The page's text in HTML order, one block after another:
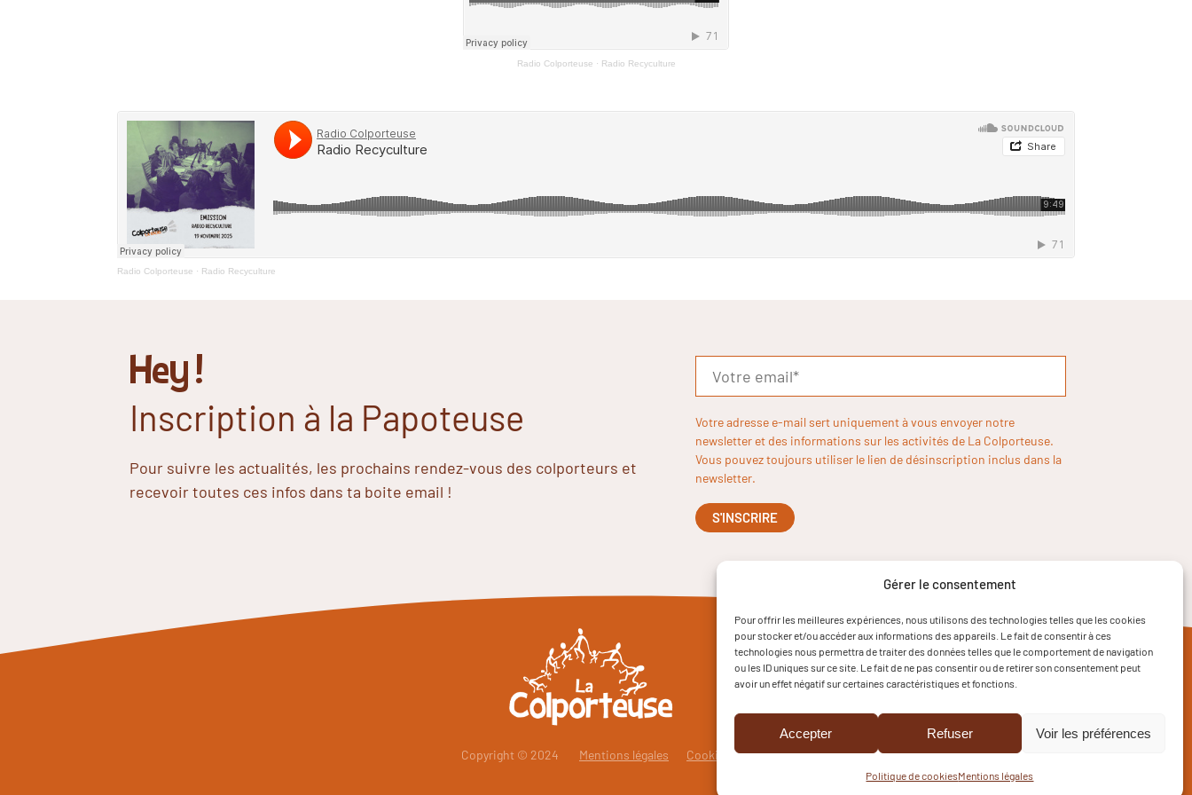
Gérer le consentement
Pour offrir les meilleures expériences, nous utilisons des technologies telles que les cookies
pour stocker et/ou accéder aux informations des appareils. Le fait de consentir à ces
technologies nous permettra de traiter des données telles que le comportement de navigation
ou les ID uniques sur ce site. Le fait de ne pas consentir ou de retirer son consentement peut
avoir un effet négatif sur certaines caractéristiques et fonctions.
Accepter Refuser Voir les préférences
Politique de cookiesMentions légales
Radio Colporteuse · Radio Recyculture
Radio Colporteuse · Radio Recyculture
Hey !
Inscription à la Papoteuse
Pour suivre les actualités, les prochains rendez-vous des colporteurs et
recevoir toutes ces infos dans ta boite email !
Votre adresse e-mail sert uniquement à vous envoyer notre
newsletter et des informations sur les activités de La Colporteuse.
Vous pouvez toujours utiliser le lien de désinscription inclus dans la
newsletter.
Copyright © 2024 Mentions légales Cookies